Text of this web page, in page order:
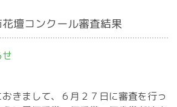
壇コンクール審査結果
きまして、６月２７日に審査を行っ